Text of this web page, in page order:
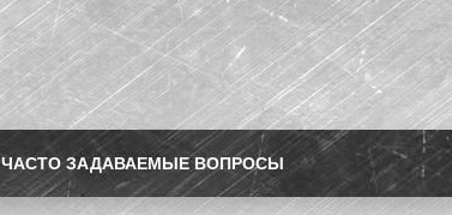
ЧАСТО ЗАДАВАЕМЫЕ ВОПРОСЫ